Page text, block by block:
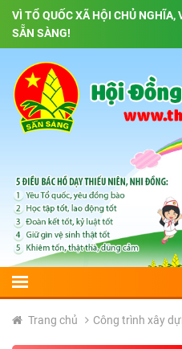
VÌ TỔ QUỐC XÃ HỘI CHỦ NGHĨA,
SẴN SÀNG!
Trang chủ Công trình xây